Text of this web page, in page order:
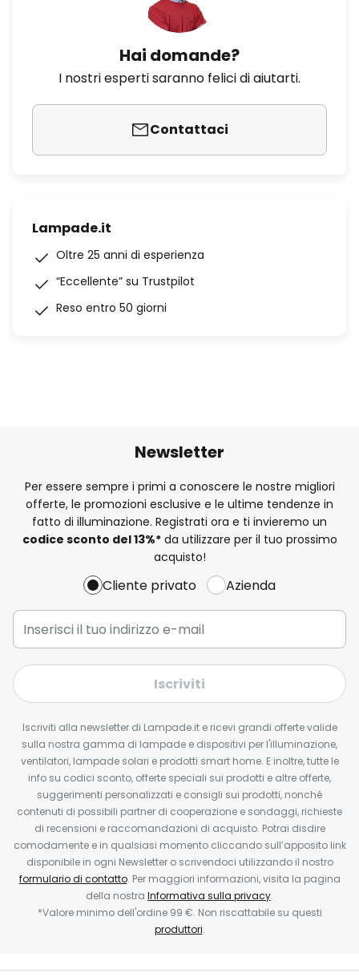
Hai domande?
I nostri esperti saranno felici di aiutarti.
Contattaci
Lampade.it
Oltre 25 anni di esperienza
“Eccellente” su Trustpilot
Reso entro 50 giorni
Newsletter
Per essere sempre i primi a conoscere le nostre migliori
offerte, le promozioni esclusive e le ultime tendenze in
fatto di illuminazione. Registrati ora e ti invieremo un
codice sconto del13%*da utilizzare per il tuo prossimo
acquisto!
Cliente privato Azienda
Iscriviti
Iscriviti alla newsletter di Lampade.it e ricevi grandi offerte valide
sulla nostra gamma di lampade e dispositivi per l'illuminazione,
ventilatori, lampade solari e prodotti smart home. E inoltre, tutte le
info su codici sconto, offerte speciali sui prodotti e altre offerte,
suggerimenti personalizzati e consigli sui prodotti, nonché
contenuti di possibili partner di cooperazione e sondaggi, richieste
di recensioni e raccomandazioni di acquisto. Potrai disdire
comodamente e in qualsiasi momento cliccando sull’apposito link
disponibile in ogni Newsletter o scrivendoci utilizzando il nostro
formulario di contatto. Per maggiori informazioni, visita la pagina
della nostra Informativa sulla privacy.
*Valore minimo dell'ordine 99 €. Non riscattabile su questi
produttori.